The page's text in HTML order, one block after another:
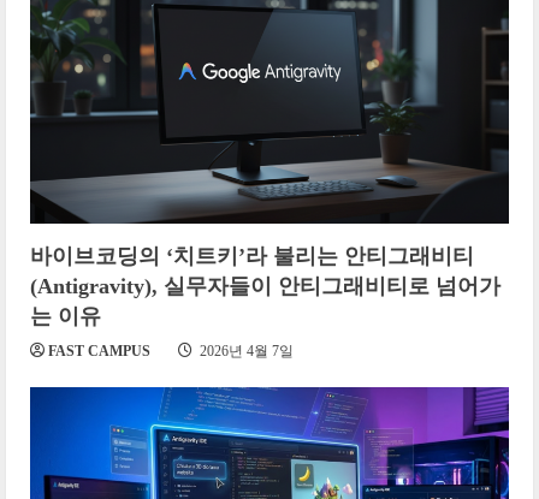
바이브코딩의 ‘치트키’라 불리는 안티그래비티
(Antigravity), 실무자들이 안티그래비티로 넘어가
는 이유
FAST CAMPUS 2026년 4월 7일